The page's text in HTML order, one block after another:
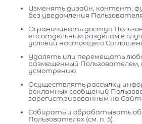
Изменять дизайн, контент,
без уведомления
Ограничивать доступ
его отдельным разделам в
условий настоящего
Удалять или перемещать
размещенный Пользователем,
усмотрению.
Осуществлять рассылку
рекламных сообщений
зарегистрированным на
Собирать и обрабатывать
Пользователях (см. п. 5).